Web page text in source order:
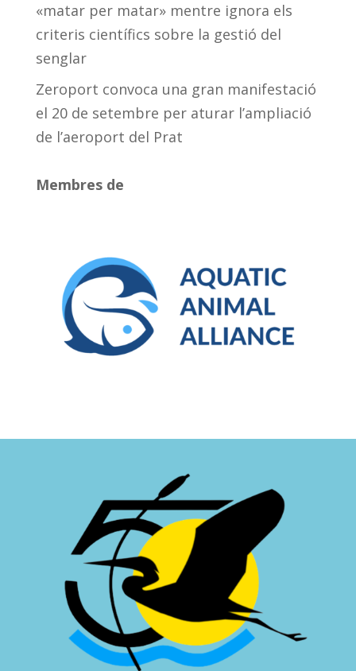
«matar per matar» mentre ignora els
criteris científics sobre la gestió del
senglar
Zeroport convoca una gran manifestació
el 20 de setembre per aturar l’ampliació
de l’aeroport del Prat
Membres de